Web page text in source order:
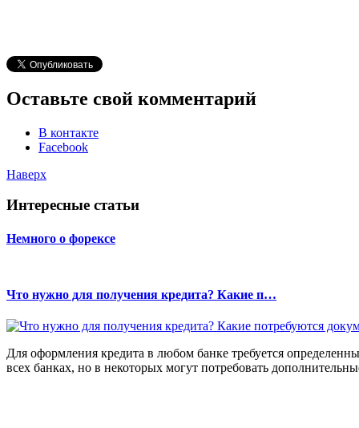
Оставьте свой комментарий
В контакте
Facebook
Наверх
Интересные статьи
Немного о форексе
Что нужно для получения кредита? Какие п…
Для оформления кредита в любом банке требуется
всех банках, но в некоторых могут потребовать